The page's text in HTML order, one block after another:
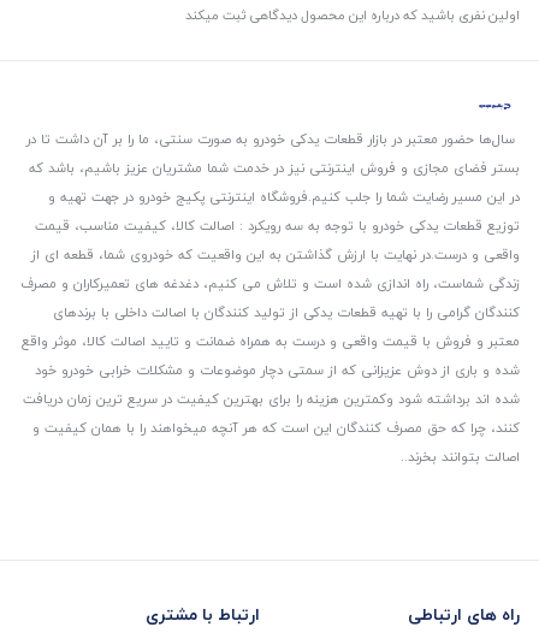
اولین نفری باشید که درباره این محصول دیدگاهی ثبت میکند
سال‌ها حضور معتبر در بازار قطعات یدکی خودرو به صورت سنتی، ما را بر آن داشت تا در
بستر فضای مجازی و فروش اینترنتی نیز در خدمت شما مشتریان عزیز باشیم، باشد که
در این مسیر رضایت شما را جلب کنیم.فروشگاه اینترنتی پکیج خودرو در جهت تهیه و
توزیع قطعات یدکی خودرو با توجه به سه رویکرد : اصالت کالا، کیفیت مناسب، قیمت
واقعی و درست.در نهایت با ارزش گذاشتن به این واقعیت که خودروی شما، قطعه ای از
زندگی شماست، راه اندازی شده است و تلاش می کنیم، دغدغه های تعمیرکاران و مصرف
کنندگان گرامی را با تهیه قطعات یدکی از تولید کنندگان با اصالت داخلی با برندهای
معتبر و فروش با قیمت واقعی و درست به همراه ضمانت و تایید اصالت کالا، موثر واقع
شده و باری از دوش عزیزانی که از سمتی دچار موضوعات و مشکلات خرابی خودرو خود
شده اند برداشته شود و‌کمترین هزینه را برای بهترین کیفیت در سریع ترین زمان دریافت
کنند، چرا که حق مصرف کنندگان این است که هر آنچه میخواهند را با همان کیفیت و
اصالت بتوانند بخرند..
راه های ارتباطی ارتباط با مشتری